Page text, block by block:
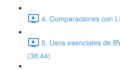
4. Comparaciones con
5. Usos esenciales de
(38:44)